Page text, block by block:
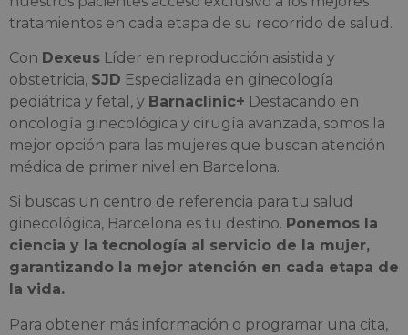
tratamientos en cada etapa de su recorrido de salud.
Con Dexeus Líder en reproducción asistida y
obstetricia, SJD Especializada en ginecología
pediátrica y fetal, y Barnaclínic+ Destacando en
oncología ginecológica y cirugía avanzada, somos la
mejor opción para las mujeres que buscan atención
médica de primer nivel en Barcelona.
Si buscas un centro de referencia para tu salud
ginecológica, Barcelona es tu destino. Ponemos la
ciencia y la tecnología al servicio de la mujer,
garantizando la mejor atención en cada etapa de
la vida.
Para obtener más información o programar una cita,